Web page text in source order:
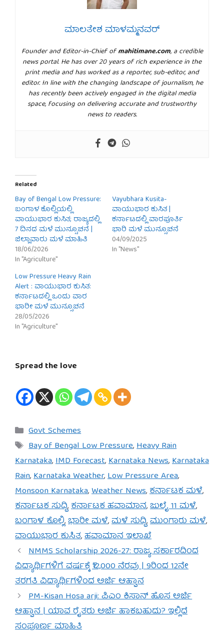
ಮಾಲತೇಶ ಮಾಳಮ್ಮನವರ್
Founder and Editor-in-Chief ofmahitimane.com, a credible
news portal. He has over 20 years of rich experience in the
print media and has worked as a reporter, sub-editor, and
editor. In line with the changing landscape of journalism, he
has recently been actively engaged in the digital media
space, focusing on delivering accurate and trustworthy
news to readers.
Related
Bay of Bengal Low Pressure:
ಬಂಗಾಳ ಕೊಲ್ಲಿಯಲ್ಲಿ
ವಾಯುಭಾರ ಕುಸಿತ; ರಾಜ್ಯದಲ್ಲಿ
7 ದಿನದ ಮಳೆ ಮುನ್ಸೂಚನೆ |
ಜಿಲ್ಲಾವಾರು ಮಳೆ ಮಾಹಿತಿ
18/06/2026
In "Agriculture"
Vayubhara Kusita-
ವಾಯುಭಾರ ಕುಸಿತ |
ಕರ್ನಾಟದಲ್ಲಿ ವಾರಪೂರ್ತಿ
ಭಾರಿ ಮಳೆ ಮುನ್ಸೂಚನೆ
04/09/2025
In "News"
Low Pressure Heavy Rain
Alert : ವಾಯುಭಾರ ಕುಸಿತ:
ಕರ್ನಾಟದಲ್ಲಿ ಒಂದು ವಾರ
ಭಾರೀ ಮಳೆ ಮುನ್ಸೂಚನೆ
28/05/2026
In "Agriculture"
Spread the love
Categories
Govt Schemes
Tags
Bay of Bengal Low Pressure,Heavy Rain
Karnataka,IMD Forecast,Karnataka News,Karnataka
Rain,Karnataka Weather,Low Pressure Area,
Monsoon Karnataka,Weather News,ಕರ್ನಾಟಕ ಮಳೆ,
ಕರ್ನಾಟಕ ಸುದ್ದಿ,ಕರ್ನಾಟಕ ಹವಾಮಾನ,ಜುಲೈ 11 ಮಳೆ,
ಬಂಗಾಳ ಕೊಲ್ಲಿ,ಭಾರೀ ಮಳೆ,ಮಳೆ ಸುದ್ದಿ,ಮುಂಗಾರು ಮಳೆ,
ವಾಯುಭಾರ ಕುಸಿತ,ಹವಾಮಾನ ಇಲಾಖೆ
NMMS Scholarship 2026-27: ರಾಜ್ಯ ಸರ್ಕಾರದಿಂದ
ವಿದ್ಯಾರ್ಥಿಗಳಿಗೆ ವರ್ಷಕ್ಕೆ ₹12,000 ನೆರವು | 9ರಿಂದ 12ನೇ
ತರಗತಿ ವಿದ್ಯಾರ್ಥಿಗಳಿಂದ ಅರ್ಜಿ ಆಹ್ವಾನ
PM-Kisan Hosa arji: ಪಿಎಂ ಕಿಸಾನ್ ಹೊಸ ಅರ್ಜಿ
ಆಹ್ವಾನ | ಯಾವ ರೈತರು ಅರ್ಜಿ ಹಾಕಬಹುದು? ಇಲ್ಲಿದೆ
ಸಂಪೂರ್ಣ ಮಾಹಿತಿ